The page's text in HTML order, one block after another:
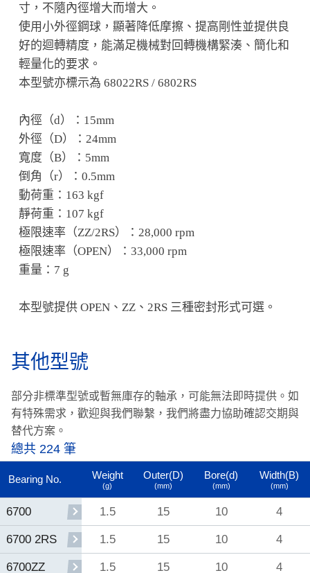
寸，不隨內徑增大而增大。
使用小外徑鋼球，顯著降低摩擦、提高剛性並提供良
好的迴轉精度，能滿足機械對回轉機構緊湊、簡化和
輕量化的要求。
本型號亦標示為 68022RS / 6802RS
內徑（d）：15mm
外徑（D）：24mm
寬度（B）：5mm
倒角（r）：0.5mm
動荷重：163 kgf
靜荷重：107 kgf
極限速率（ZZ/2RS）：28,000 rpm
極限速率（OPEN）：33,000 rpm
重量：7 g
本型號提供 OPEN、ZZ、2RS 三種密封形式可選。
其他型號
部分非標準型號或暫無庫存的軸承，可能無法即時提供。 如
有特殊需求，歡迎與我們聯繫，我們將盡力協助確認交期與
替代方案。
總共 224 筆
Bearing No. Weight
(g)
Outer(D)
(mm)
Bore(d)
(mm)
Width(B)
(mm)
6700 1.5 15 10 4
6700 2RS 1.5 15 10 4
6700ZZ 1.5 15 10 4